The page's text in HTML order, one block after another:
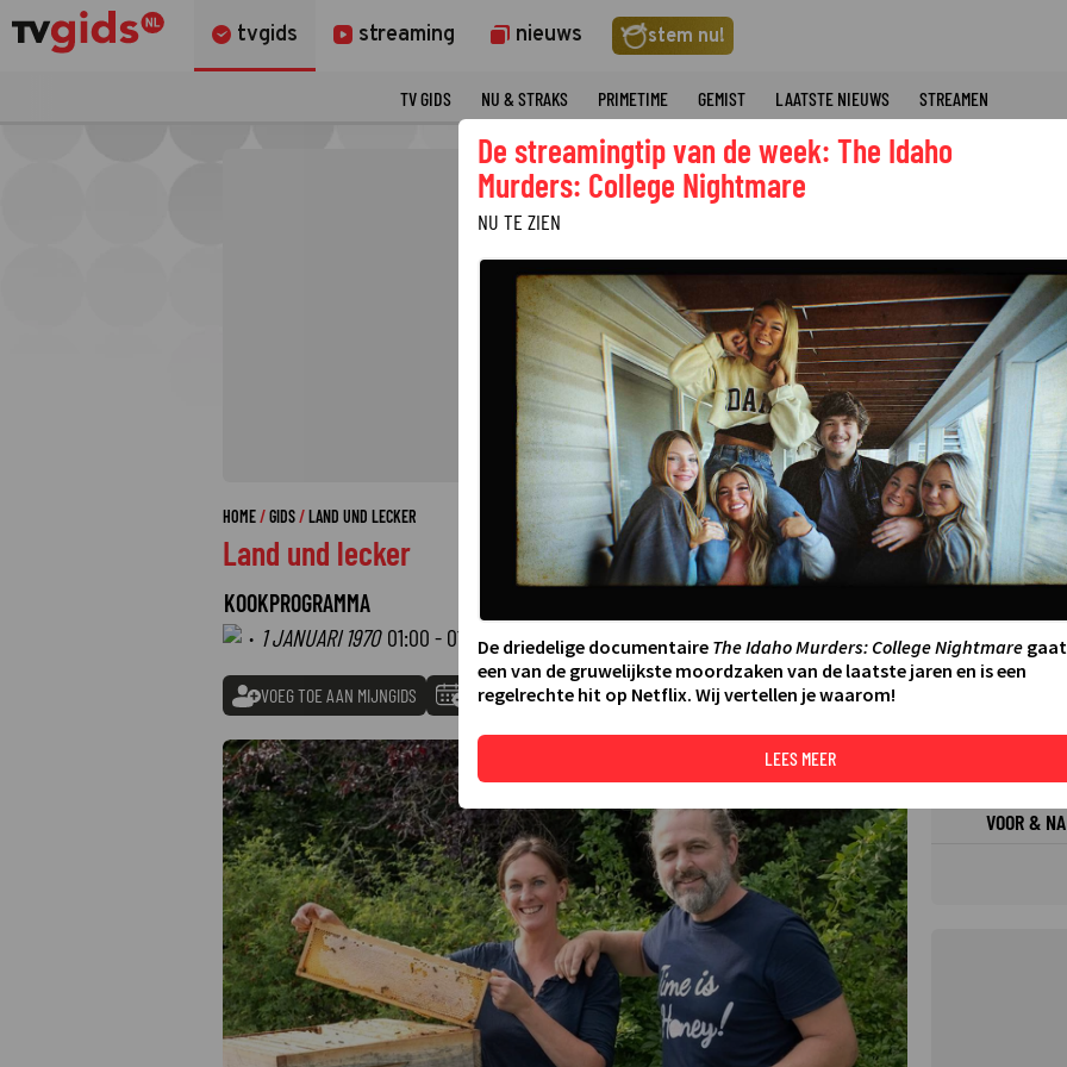
tvgids streaming nieuws stem nu!
TV GIDS NU & STRAKS PRIMETIME GEMIST LAATSTE NIEUWS STREAMEN
HOME GIDS LAND UND LECKER
Land und lecker
KOOKPROGRAMMA
· 1 JANUARI 1970 01:00 - 01:00
VOEG TOE AAN MIJNGIDS TOEVOEGEN AAN AGENDA DELEN
FILMS
DE
VOOR &
De streamingtip van de week: The Idaho
Murders: College Nightmare
NU TE ZIEN
De driedelige documentaire The Idaho Murders: College Nightmaregaat
een van de gruwelijkste moordzaken van de laatste jaren en is een
regelrechte hit op Netflix. Wij vertellen je waarom!
LEES MEER